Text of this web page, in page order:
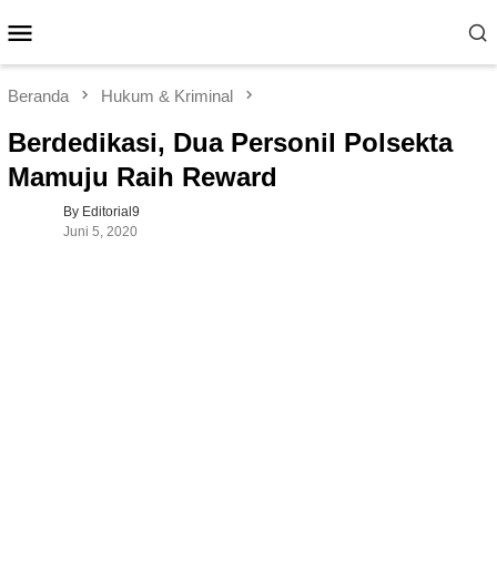
ke
Mobile
Beranda Hukum & Kriminal
Berdedikasi, Dua Personil Polsekta
Mamuju Raih Reward
By Editorial9
Juni 5, 2020